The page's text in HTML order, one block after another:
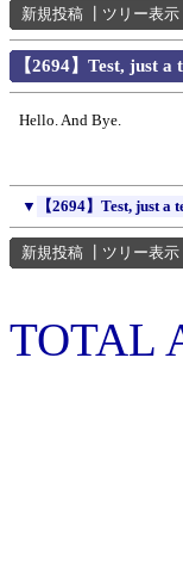
新規投稿 ツリー表示
【2694】Test, just a
Hello. And Bye.
▼ 【2694】Test, just a
新規投稿 ツリー表示
TOTAL